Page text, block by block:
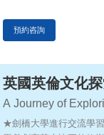
預約咨詢
英國英倫文化
A Journey of
★劍橋大學進行交流學